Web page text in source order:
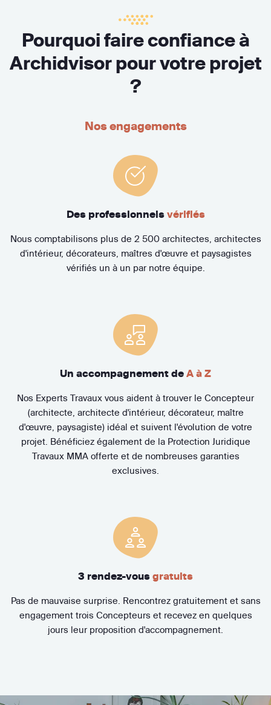
Pourquoi faire confiance à
Archidvisor pour votre projet
?
Nos engagements
Des professionnels vérifiés
Nous comptabilisons plus de 2 500 architectes, architectes
d'intérieur, décorateurs, maîtres d'œuvre et paysagistes
vérifiés un à un par notre équipe.
Un accompagnement de A à Z
Nos Experts Travaux vous aident à trouver le Concepteur
(architecte, architecte d'intérieur, décorateur, maître
d'œuvre, paysagiste) idéal et suivent l'évolution de votre
projet. Bénéficiez également de la Protection Juridique
Travaux MMA offerte et de nombreuses garanties
exclusives.
3 rendez-vous gratuits
Pas de mauvaise surprise. Rencontrez gratuitement et sans
engagement trois Concepteurs et recevez en quelques
jours leur proposition d'accompagnement.